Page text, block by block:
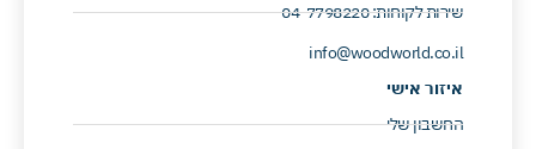
שירות לקוחות: 04-7798220 ​
info@woodworld.co.il
איזור אישי
החשבון שלי